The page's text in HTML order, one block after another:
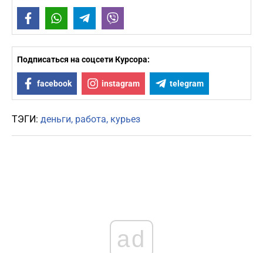
FacebookWhatsAppTelegram
Подписаться на соцсети Курсора:
facebook instagram telegram
ТЭГИ: деньги работа курьез
ad